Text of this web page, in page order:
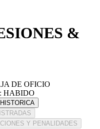
&
DE OFICIO
HABIDO
HISTORICA
Y PENALIDADES